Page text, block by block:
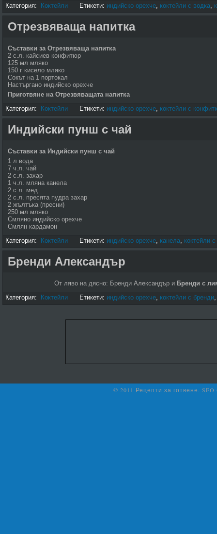
Категория:
Коктейли Етикети: индийско орехче, коктейли с водка,
Отрезвяваща напитка
Съставки за Отрезвяваща напитка
2 с.л. кайсиев конфитюр
125 мл мляко
150 г кисело мляко
Сокът на 1 портокал
Настъргано индийско орехче
Приготвяне на Отрезвяващата напитка
Категория:
Коктейли Етикети: индийско орехче, коктейли с
Индийски пунш с чай
Съставки за Индийски пунш с чай
1 л вода
7 ч.л. чай
2 с.л. захар
1 ч.л. мляна канела
2 с.л. мед
2 с.л. пресята пудра захар
2 жълтъка (пресни)
250 мл мляко
Смляно индийско орехче
Смлян кардамон
Категория:
Коктейли Етикети: индийско орехче, канела, коктейли
Бренди Александър
От ляво на дясно: Бренди Александър и Бренди с
Категория:
Коктейли Етикети: индийско орехче, коктейли с бренди
© 2011 Рецепти за готвене.